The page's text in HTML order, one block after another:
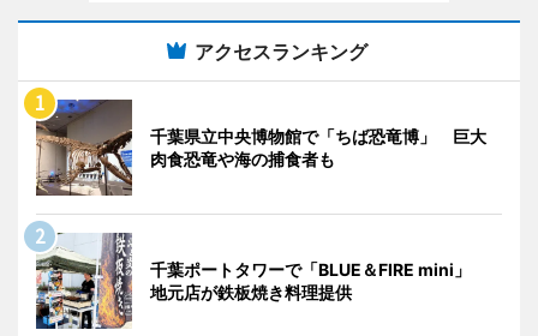
アクセスランキング
千葉県立中央博物館で「ちば恐竜博」 巨大
肉食恐竜や海の捕食者も
千葉ポートタワーで「BLUE＆FIRE mini」
地元店が鉄板焼き料理提供